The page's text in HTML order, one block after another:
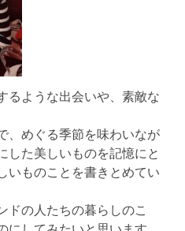
るような出会いや、素敵な
、めぐる季節を味わいなが
した美しいものを記憶にと
いものことを書きとめてい
ドの人たちの暮らしのこ